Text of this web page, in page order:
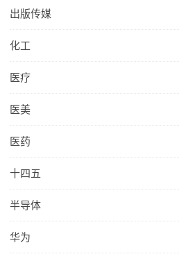
出版传媒
化工
医疗
医美
医药
十四五
半导体
华为